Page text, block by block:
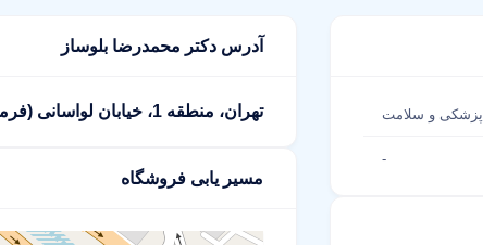
پزشکی و سلامت
-
آدرس دکتر محمدرضا بلوساز
تهران، منطقه 1، خیابان لواسانی (فرمانیه)، نرسیده به خیابان پاسداران، نبش کوچه لادن، پلاک 20
مسیر یابی فروشگاه